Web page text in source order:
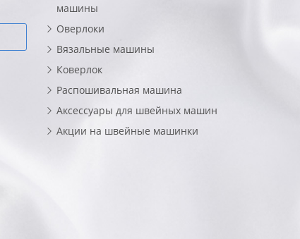
машины
Оверлоки
Вязальные машины
Коверлок
Распошивальная машина
Аксессуары для швейных машин
Акции на швейные машинки